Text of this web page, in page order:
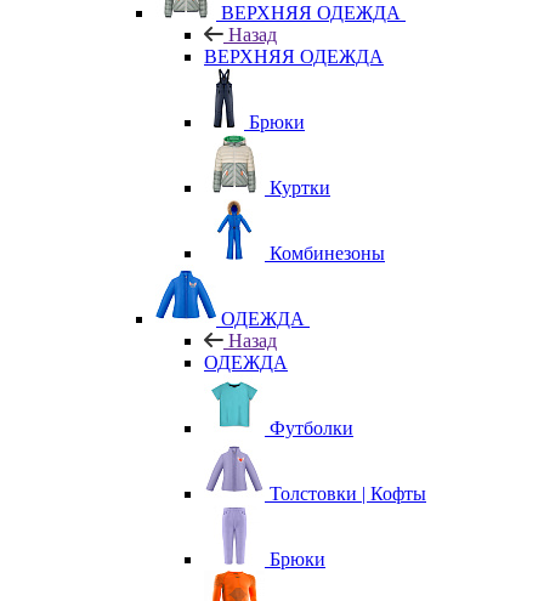
ВЕРХНЯЯ ОДЕЖДА
Назад
ВЕРХНЯЯ ОДЕЖДА
Брюки
Куртки
Комбинезоны
ОДЕЖДА
Назад
ОДЕЖДА
Футболки
Толстовки | Кофты
Брюки